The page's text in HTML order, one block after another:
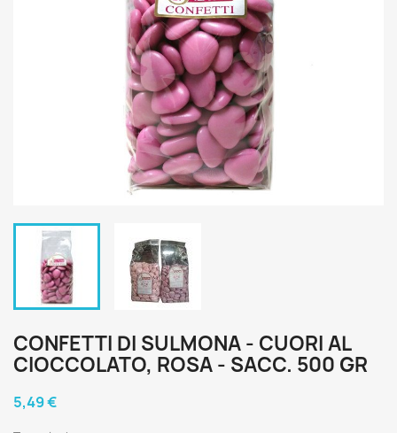
CONFETTI DI SULMONA - CUORI AL
CIOCCOLATO, ROSA - SACC. 500 GR
5,49 €